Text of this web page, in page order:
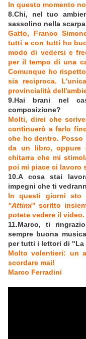
In questo momento
8.Chi, nel tuo
sassolino nella
Gatto, Franco
tutti e con tutti ho
modo di vedersi e
per il tempo di una
Comunque ho
sia reciproca.
provincialità
9.Hai brani nel
composizione?
Molti, direi che
continuerò a farlo
che ho dentro. Posso
da un libro,
chitarra che mi
poi mi piace ci lavoro
10.A cosa stai
impegni che ti
In questi giorni sto
"Attimi" scritto
potete vedere il video.
11.Marco, ti
sempre buona
per tutti i lettori di "La
Molto volentieri: un
scordare mai!
Marco Ferradini